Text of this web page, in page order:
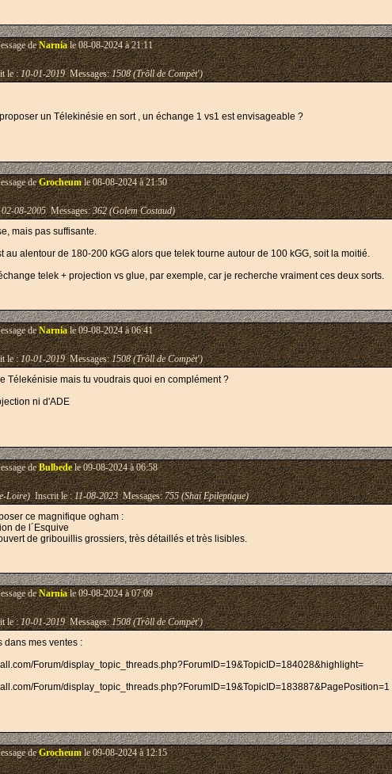
deNarniale 08-08-2024 à 21:11
le :10-01-2019Messages:1508 (Trõll de Compèt')
un Télekinésie en sort , un échange 1 vs1 est envisageable ?
deGrocheumle 08-08-2024 à 21:50
02-08-2005Messages:362 (Golem Costaud)
mais pas suffisante.
au alentour de 180-200 kGG alors que telek tourne autour de 100 kGG, soit la moitié.
telek + projection vs glue, par exemple, car je recherche vraiment ces deux sorts.
deNarniale 09-08-2024 à 06:41
le :10-01-2019Messages:1508 (Trõll de Compèt')
Télekénisie mais tu voudrais quoi en complément ?
ni d'ADE
deBulbedele 09-08-2024 à 06:58
Loire)Inscrit le :11-08-2023Messages:755 (Shaï Epileptique)
ce magnifique ogham :
de l´Esquive
de gribouillis grossiers, très détaillés et très lisibles.
deNarniale 09-08-2024 à 07:09
le :10-01-2019Messages:1508 (Trõll de Compèt')
dans mes ventes :
Forum/display_topic_threads.php?ForumID=19&TopicID=184028&highlight=
Forum/display_topic_threads.php?ForumID=19&TopicID=183887&PagePosition=1
deGrocheumle 09-08-2024 à 12:15